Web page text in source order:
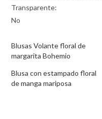
Transparente:
No
Blusas Volante floral de
margarita Bohemio
Blusa con estampado floral
de manga mariposa